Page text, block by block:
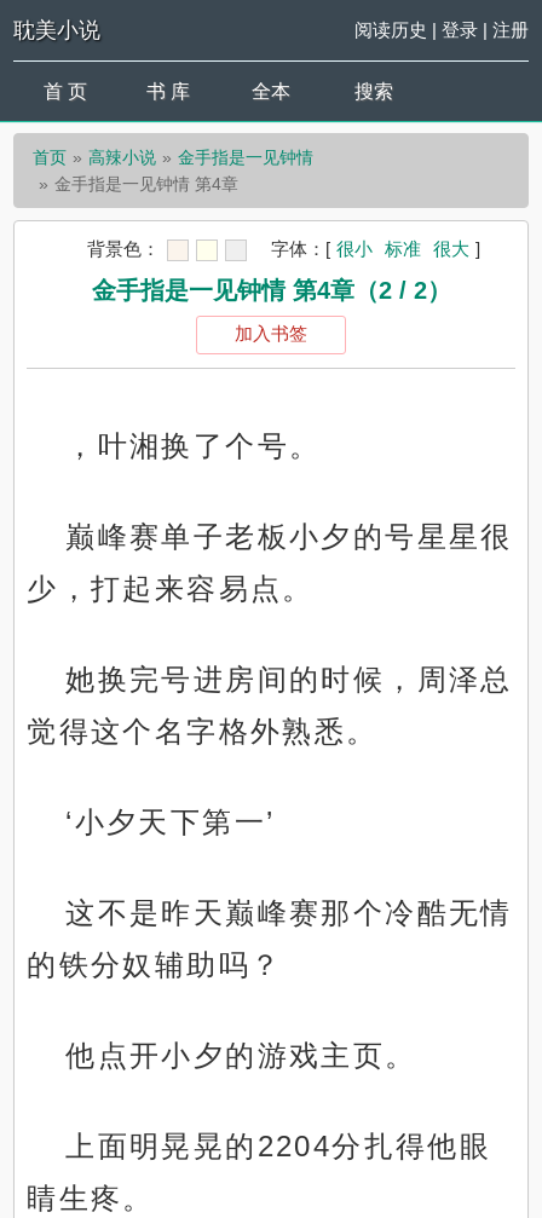
耽美小说 阅读历史 | 登录| 注册
首 页 书 库 全本 搜索
首页 高辣小说
金手指是一见钟情
金手指是一见钟情 第4章
背景色： 字体： [ 很小 标准 很大 ]
金手指是一见钟情 第4章（2 / 2）
加入书签
，叶湘换了个号。
巅峰赛单子老板小夕的号星星很
少，打起来容易点。
她换完号进房间的时候，周泽总
觉得这个名字格外熟悉。
‘小夕天下第一’
这不是昨天巅峰赛那个冷酷无情
的铁分奴辅助吗？
他点开小夕的游戏主页。
上面明晃晃的2204分扎得他眼
睛生疼。